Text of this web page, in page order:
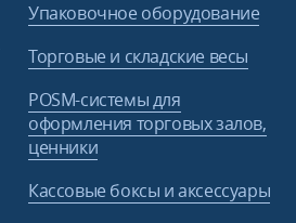
Упаковочное оборудование
Торговые и складские весы
POSM-системы для
оформления торговых залов,
ценники
Кассовые боксы и аксессуары